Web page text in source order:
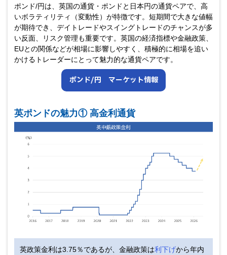
ポンド/円は、英国の通貨・ポンドと日本円の通貨ペアで、高
いボラティリティ（変動性）が特徴です。短期間で大きな値幅
が期待でき、デイトレードやスイングトレードのチャンスが多
い反面、リスク管理も重要です。英国の経済指標や金融政策、
EUとの関係などが相場に影響しやすく、積極的に相場を追い
かけるトレーダーにとって魅力的な通貨ペアです。
ポンド/円 マーケット情報
英ポンドの魅力① 高金利通貨
英政策金利は3.75％であるが、金融政策は利下げから年内